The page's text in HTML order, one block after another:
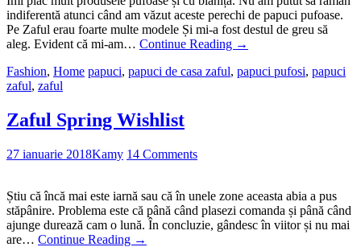
indiferentă atunci când am văzut aceste perechi de papuci pufoase.
Pe Zaful erau foarte multe modele Și mi-a fost destul de greu să
aleg. Evident că mi-am… Continue Reading →
Fashion, Home papuci, papuci de casa zaful, papuci pufosi, papuci
zaful, zaful
Zaful Spring Wishlist
27 ianuarie 2018Kamy 14 Comments
Știu că încă mai este iarnă sau că în unele zone aceasta abia a pus
stăpânire. Problema este că până când plasezi comanda și până când
ajunge durează cam o lună. În concluzie, gândesc în viitor și nu mai
are… Continue Reading →